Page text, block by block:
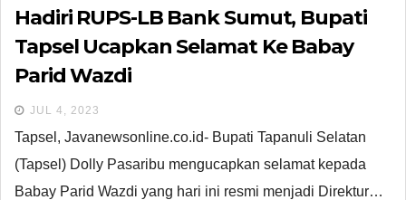
Hadiri RUPS-LB Bank Sumut, Bupati
Tapsel Ucapkan Selamat Ke Babay
Parid Wazdi
JUL 4, 2023
Tapsel, Javanewsonline.co.id- Bupati Tapanuli Selatan
(Tapsel) Dolly Pasaribu mengucapkan selamat kepada
Babay Parid Wazdi yang hari ini resmi menjadi Direktur…